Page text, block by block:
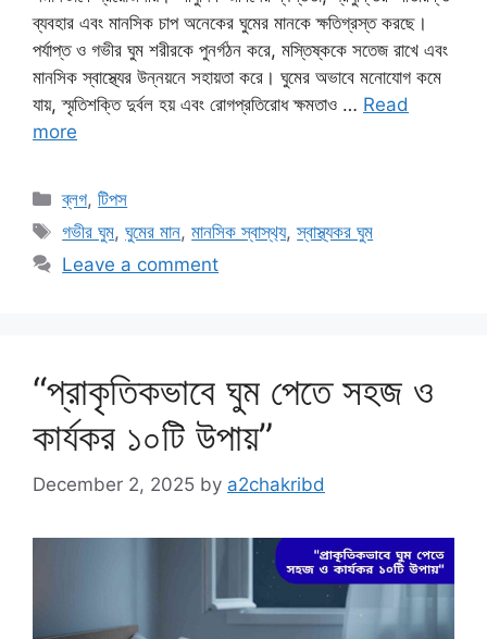
ব্যবহার এবং মানসিক চাপ অনেকের ঘুমের মানকে ক্ষতিগ্রস্ত করছে।
পর্যাপ্ত ও গভীর ঘুম শরীরকে পুনর্গঠন করে, মস্তিষ্ককে সতেজ রাখে এবং
মানসিক স্বাস্থ্যের উন্নয়নে সহায়তা করে। ঘুমের অভাবে মনোযোগ কমে
যায়, স্মৃতিশক্তি দুর্বল হয় এবং রোগপ্রতিরোধ ক্ষমতাও … Read
more
Categories
ব্লগ,টিপস
Tags
গভীর ঘুম,ঘুমের মান,মানসিক স্বাস্থ‍্য,স্বাস্থ্যকর ঘুম
Leave a comment
“প্রাকৃতিকভাবে ঘুম পেতে সহজ ও
কার্যকর ১০টি উপায়”
December 2, 2025 by a2chakribd